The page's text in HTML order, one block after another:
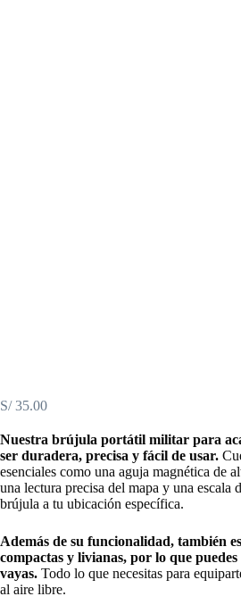
S/35.00
Nuestra brújula portátil militar para
ser duradera, precisa y fácil de usar.
esenciales como una aguja magnética de
una lectura precisa del mapa y una escala
brújula a tu ubicación específica.
Además de su funcionalidad, también
compactas y livianas, por lo que
vayas. Todo lo que necesitas para
al aire libre.